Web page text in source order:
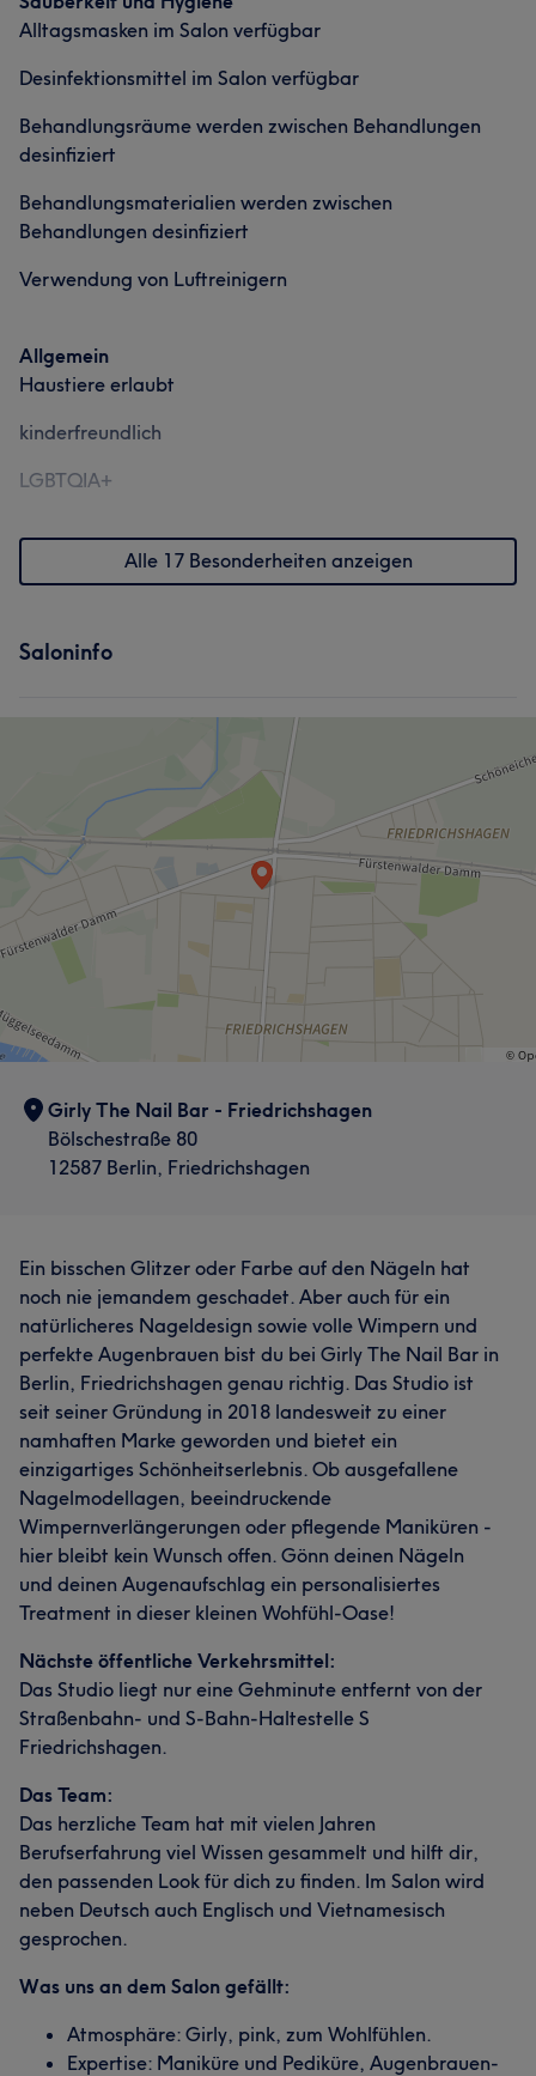
Alltagsmasken im Salon verfügbar
Desinfektionsmittel im Salon verfügbar
Behandlungsräume werden zwischen Behandlungen
desinfiziert
Behandlungsmaterialien werden zwischen
Behandlungen desinfiziert
Verwendung von Luftreinigern
Allgemein
Haustiere erlaubt
kinderfreundlich
LGBTQIA+
Alle 17 Besonderheiten anzeigen
Saloninfo
Girly The Nail Bar - Friedrichshagen
Bölschestraße 80
12587 Berlin, Friedrichshagen
Ein bisschen Glitzer oder Farbe auf den Nägeln hat
noch nie jemandem geschadet. Aber auch für ein
natürlicheres Nageldesign sowie volle Wimpern und
perfekte Augenbrauen bist du bei Girly The Nail Bar in
Berlin, Friedrichshagen genau richtig. Das Studio ist
seit seiner Gründung in 2018 landesweit zu einer
namhaften Marke geworden und bietet ein
einzigartiges Schönheitserlebnis. Ob ausgefallene
Nagelmodellagen, beeindruckende
Wimpernverlängerungen oder pflegende Maniküren -
hier bleibt kein Wunsch offen. Gönn deinen Nägeln
und deinen Augenaufschlag ein personalisiertes
Treatment in dieser kleinen Wohfühl-Oase!
Nächste öffentliche Verkehrsmittel:
Das Studio liegt nur eine Gehminute entfernt von der
Straßenbahn- und S-Bahn-Haltestelle S
Friedrichshagen.
Das Team:
Das herzliche Team hat mit vielen Jahren
Berufserfahrung viel Wissen gesammelt und hilft dir,
den passenden Look für dich zu finden. Im Salon wird
neben Deutsch auch Englisch und Vietnamesisch
gesprochen.
Was uns an dem Salon gefällt:
Atmosphäre: Girly, pink, zum Wohlfühlen.
Expertise: Maniküre und Pediküre, Augenbrauen-